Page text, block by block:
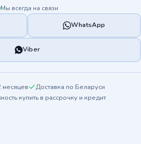
Мы всегда на связи
WhatsApp
Viber
месяцев
Доставка по Беларуси
купить в рассрочку и кредит